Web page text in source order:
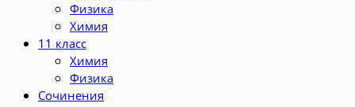
Физика
Химия
11 класс
Химия
Физика
Сочинения